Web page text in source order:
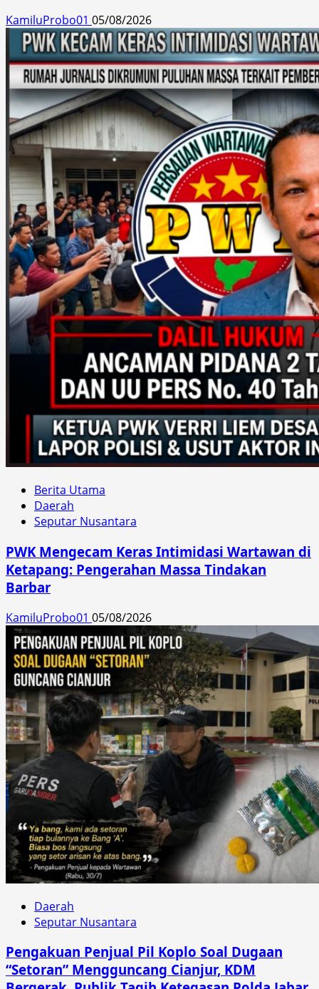
KamiluProbo01 05/08/2026
Berita Utama
Daerah
Seputar Nusantara
PWK Mengecam Keras Intimidasi Wartawan di
Ketapang: Pengerahan Massa Tindakan
Barbar
KamiluProbo01 05/08/2026
Daerah
Seputar Nusantara
Pengakuan Penjual Pil Koplo Soal Dugaan
“Setoran” Mengguncang Cianjur, KDM